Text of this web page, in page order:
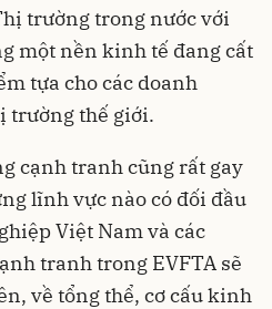
trường trong nước với
một nền kinh tế đang cất
tựa cho các doanh
trường thế giới.
cạnh tranh cũng rất gay
lĩnh vực nào có đối đầu
Việt Nam và các
tranh trong EVFTA sẽ
về tổng thể, cơ cấu kinh